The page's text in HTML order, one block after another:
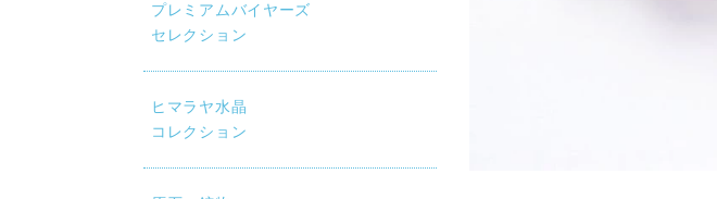
プレミアムバイヤーズ
セレクション
ヒマラヤ水晶
コレクション